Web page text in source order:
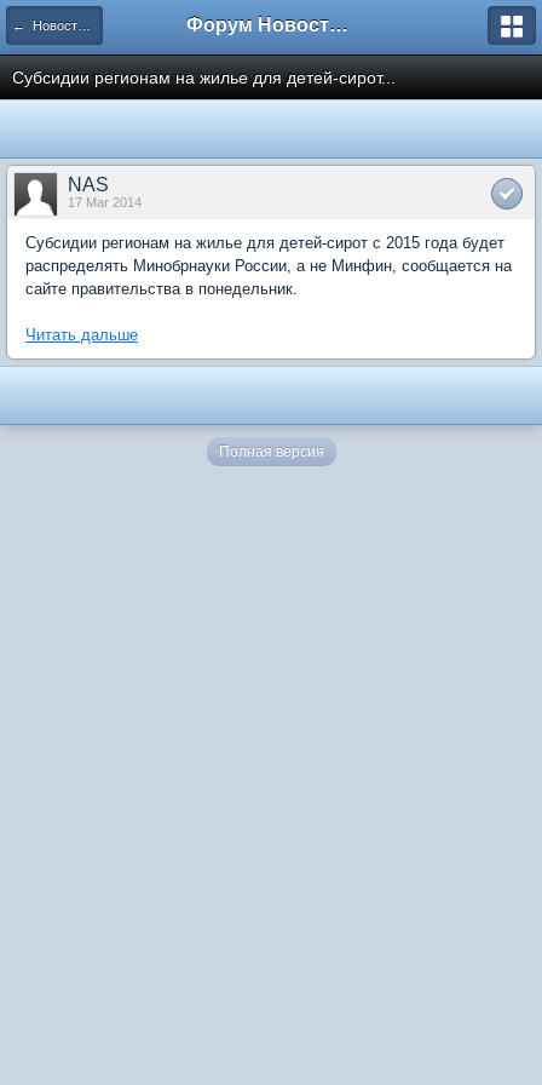
← Новости рынка недвижимости Форум Новостройки
Субсидии регионам на жилье для детей-сирот...
NAS
17 Mar 2014
Субсидии регионам на жилье для детей-сирот с 2015 года будет
распределять Минобрнауки России, а не Минфин, сообщается на
сайте правительства в понедельник.
Читать дальше
Полная версия